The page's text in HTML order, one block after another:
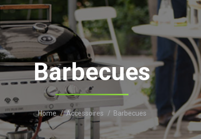
Barbecues
Je bent hier:
Home Accessoires Barbecues